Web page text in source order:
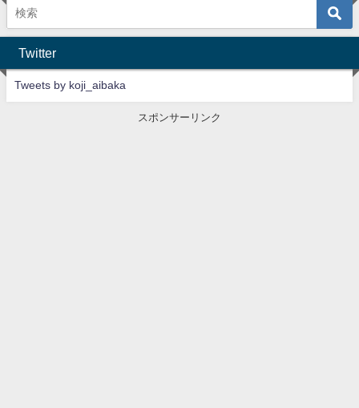
Twitter
Tweets by koji_aibaka
スポンサーリンク